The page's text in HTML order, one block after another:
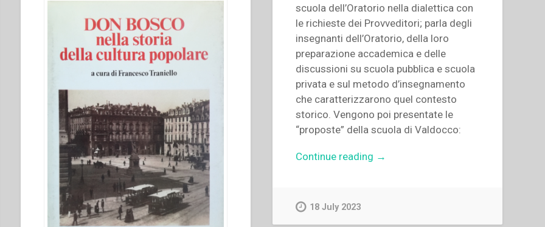
scuola dell’Oratorio nella dialettica con
le richieste dei Provveditori; parla degli
insegnanti dell’Oratorio, della loro
preparazione accademica e delle
discussioni su scuola pubblica e scuola
privata e sul metodo d’insegnamento
che caratterizzarono quel contesto
storico. Vengono poi presentate le
“proposte” della scuola di Valdocco:
Continue reading “Germano
→
18 July 2023